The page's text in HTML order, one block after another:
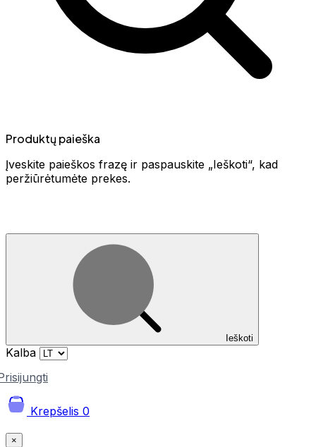
Produktų paieška
Įveskite paieškos frazę ir paspauskite „Ieškoti“, kad
peržiūrėtumėte prekes.
Ieškoti
Kalba
Krepšelis 0
×